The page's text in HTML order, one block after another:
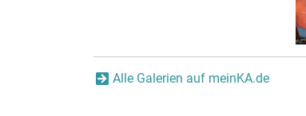
Alle Galerien auf meinKA.de